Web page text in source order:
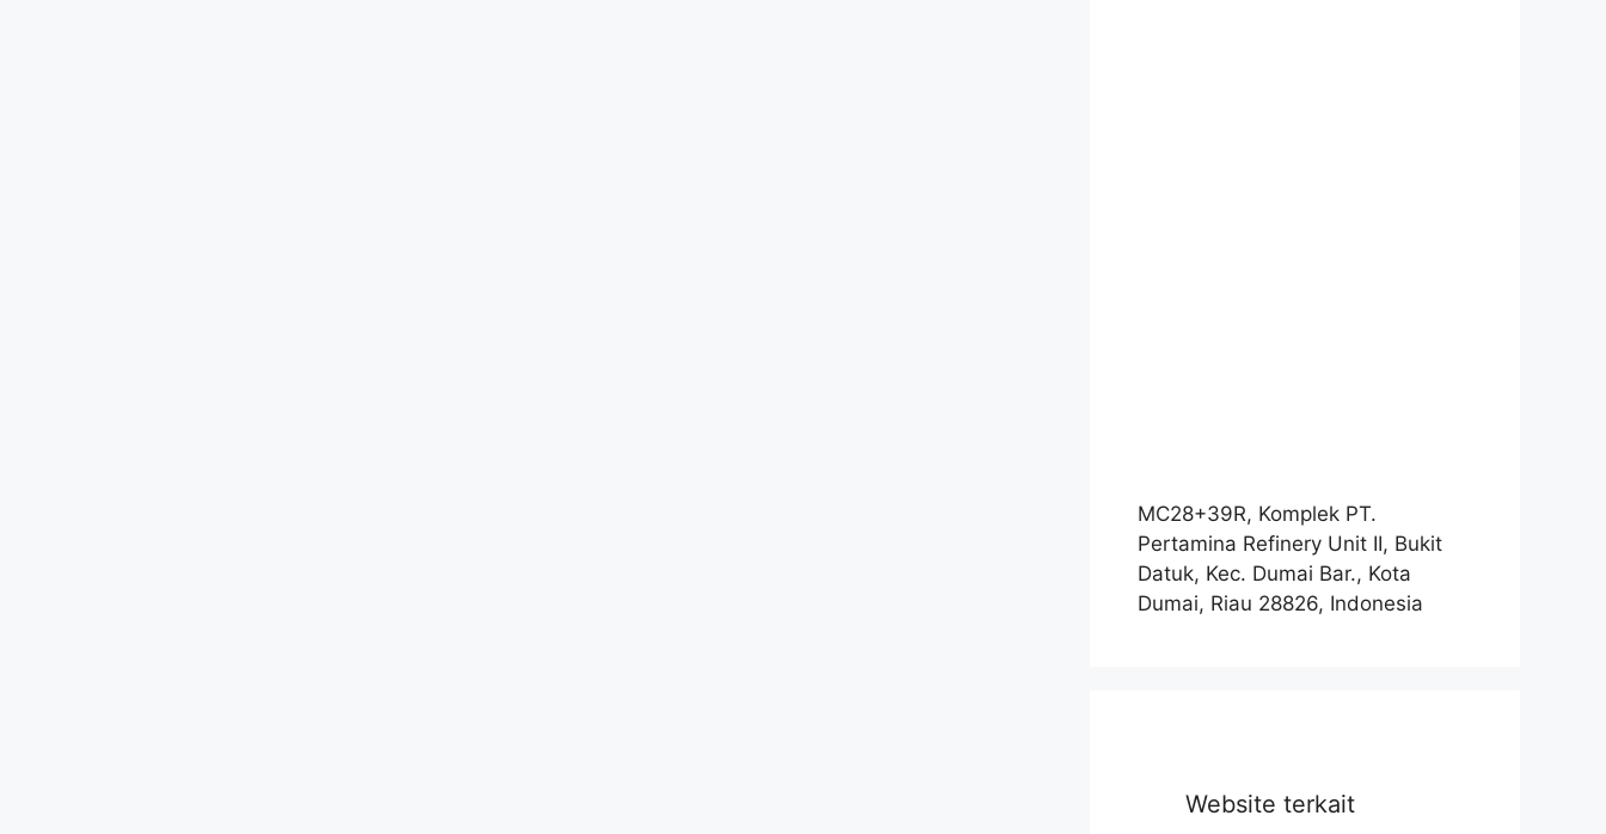
MC28+39R, Komplek PT.
Pertamina Refinery Unit II, Bukit
Datuk, Kec. Dumai Bar., Kota
Dumai, Riau 28826, Indonesia
Website terkait